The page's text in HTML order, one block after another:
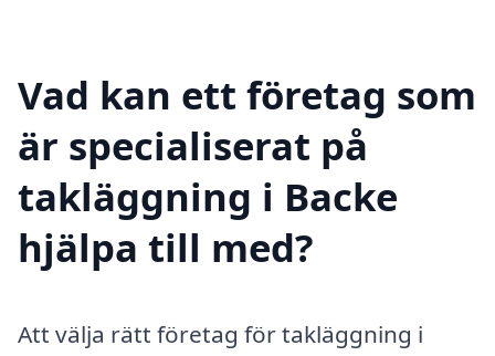
Vad kan ett företag som
är specialiserat på
takläggning i Backe
hjälpa till med?
Att välja rätt företag för takläggning i